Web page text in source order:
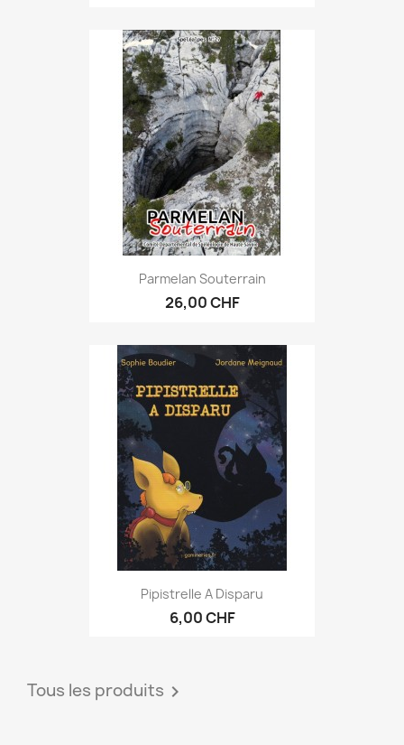
Parmelan Souterrain
26,00 CHF
Pipistrelle A Disparu
6,00 CHF
Tous les produits 